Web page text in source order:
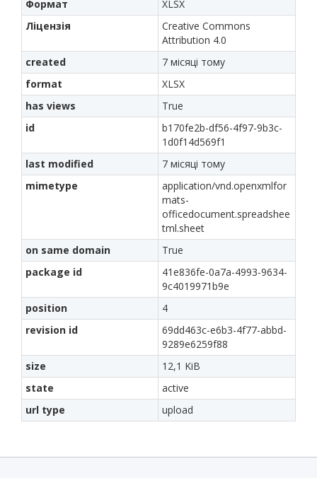
Формат
XLSX
Ліцензія
Creative Commons
Attribution 4.0
created
7 місяці тому
format
XLSX
has views
True
id
b170fe2b-df56-4f97-9b3c-
1d0f14d569f1
last modified
7 місяці тому
mimetype
application/vnd.openxmlfor
mats-
officedocument.spreadshee
tml.sheet
on same domain
True
package id
41e836fe-0a7a-4993-9634-
9c4019971b9e
position
4
revision id
69dd463c-e6b3-4f77-abbd-
9289e6259f88
size
12,1 KiB
state
active
url type
upload